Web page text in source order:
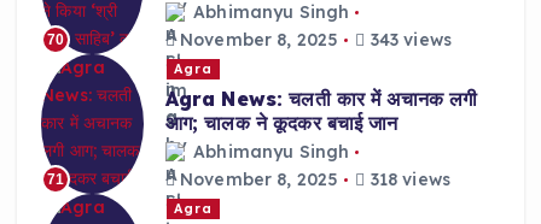
70
Abhimanyu Singh
November 8, 2025
343 views
71
Agra
Agra News: चलती कार में अचानक लगी
आग; चालक ने कूदकर बचाई जान
Abhimanyu Singh
November 8, 2025
318 views
Agra